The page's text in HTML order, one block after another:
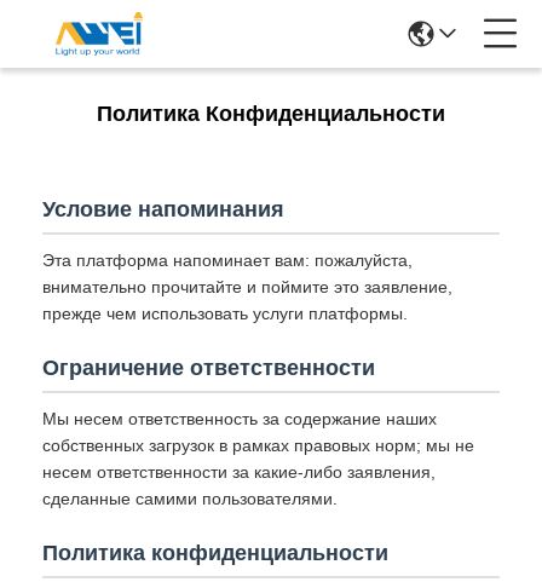
Политика Конфиденциальности
Условие напоминания
Эта платформа напоминает вам: пожалуйста,
внимательно прочитайте и поймите это заявление,
прежде чем использовать услуги платформы.
Ограничение ответственности
Мы несем ответственность за содержание наших
собственных загрузок в рамках правовых норм; мы не
несем ответственности за какие-либо заявления,
сделанные самими пользователями.
Политика конфиденциальности